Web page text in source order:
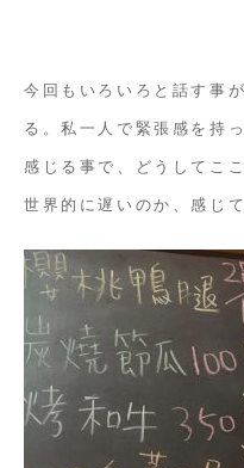
今回もいろいろと話す事
る。私一人で緊張感を持
感じる事で、どうしてこ
世界的に遅いのか、感じ